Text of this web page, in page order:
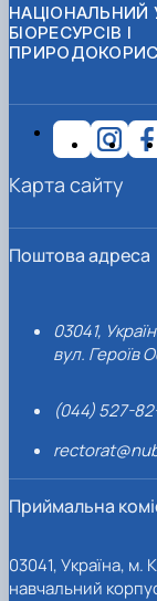
НАЦІОНАЛЬНИЙ
БІОРЕСУРСІВ І
Поштова адреса
03041,
вул. Героїв
(044) 527-
Приймальна
03041, Україна, м.
навчальний
Карта сайту